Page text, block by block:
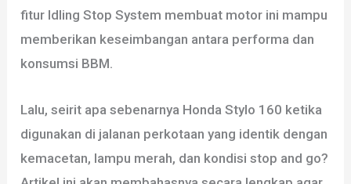
fitur Idling Stop System membuat motor ini mampu
memberikan keseimbangan antara performa dan
konsumsi BBM.
Lalu, seirit apa sebenarnya Honda Stylo 160 ketika
digunakan di jalanan perkotaan yang identik dengan
kemacetan, lampu merah, dan kondisi stop and go?